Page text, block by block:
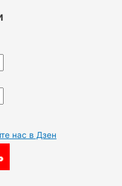
нас в Дзен